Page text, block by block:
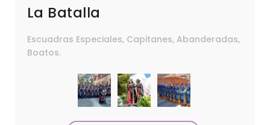
La Batalla
Escuadras Especiales, Capitanes, Abanderadas,
Boatos.